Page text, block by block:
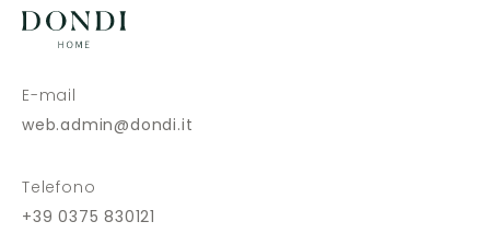
E-mail
web.admin@dondi.it
Telefono
+39 0375 830121